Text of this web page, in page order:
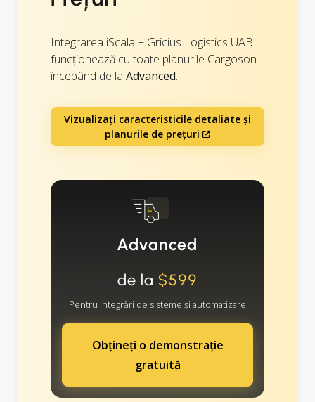
Integrarea iScala + Gricius Logistics UAB
funcționează cu toate planurile Cargoson
începând de la Advanced.
Vizualizați caracteristicile detaliate și
planurile de prețuri
Advanced
de la $599
Pentru integrări de sisteme și automatizare
Obțineți o demonstrație
gratuită